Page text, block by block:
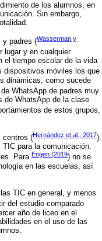
de los alumnos, en
Sin embargo,
y padres (Wasserman y
lugar y en cualquier
el tiempo escolar de la vida
dispositivos móviles los que
dinámicas, como sucede
WhatsApp de padres muy
de WhatsApp de la clase
de estos grupos,
centros (Hernández et al., 2017).
para la comunicación.
Para Engen (2019) no se
en las escuelas, así
TIC en general, y menos
del estudio comparado
año de liceo en el
en el uso de las